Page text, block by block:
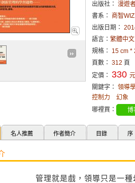
出版社： 漫遊
書系： 商智WIZ
出版日期：
語言： 繁體中文
規格： 15 cm
頁數： 312 頁
定價： 330 元
關鍵字： 領導
控制力
幻象
哪裡買：
博
名人推薦 作者簡介 目錄 序
管理就是戲，領導只是一種